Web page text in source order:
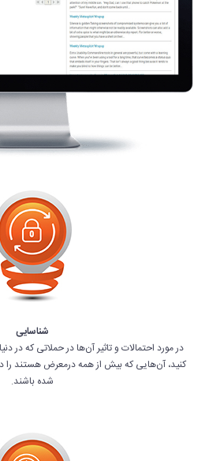
شناسایی
در مورد احتمالات و تاثیر آن‌ها در حملاتی که در
شده باشند.